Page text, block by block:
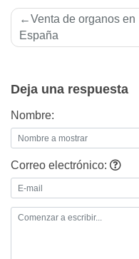
Navegación
de
Venta de organos en
España
Deja una respuesta
Nombre:
Correo electrónico: